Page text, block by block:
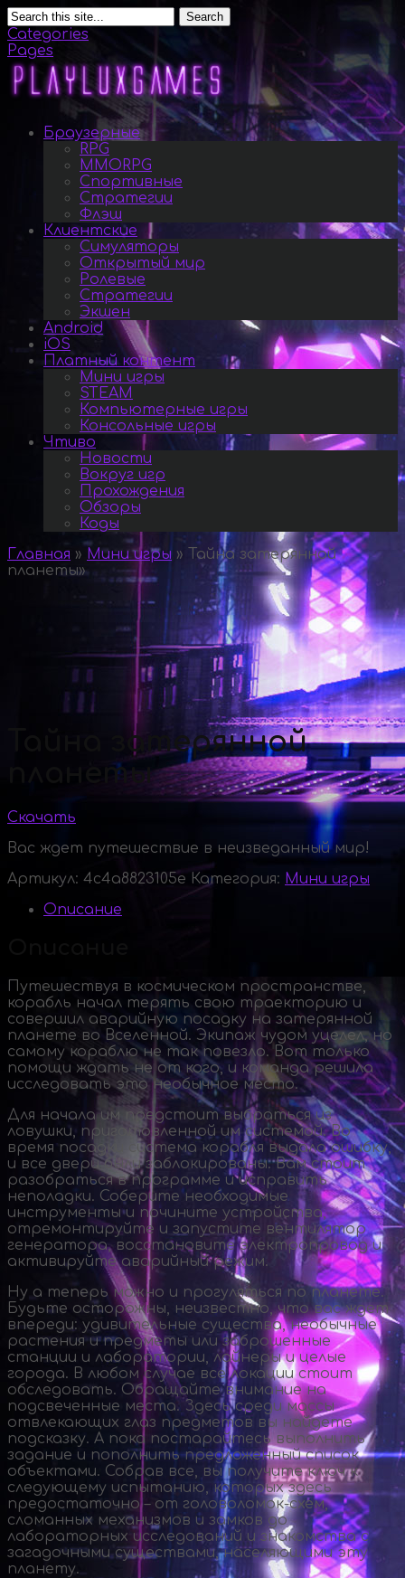
Search
Categories
Pages
Браузерные
RPG
MMORPG
Спортивные
Стратегии
Флэш
Клиентские
Симуляторы
Открытый мир
Ролевые
Стратегии
Экшен
Android
iOS
Платный контент
Мини игры
STEAM
Компьютерные игры
Консольные игры
Чтиво
Новости
Вокруг игр
Прохождения
Обзоры
Коды
Главная » Мини игры » Тайна затерянной
планеты»
Тайна затерянной
планеты
Скачать
Вас ждет путешествие в неизведанный мир!
Артикул: 4c4a8823105e Категория: Мини игры
Описание
Путешествуя в космическом пространстве,
корабль начал терять свою траекторию и
совершил аварийную посадку на затерянной
планете во Вселенной. Экипаж чудом уцелел, но
самому кораблю не так повезло. Вот только
помощи ждать не от кого, и команда решила
исследовать это необычное место.
Для начала им предстоит выбраться из
ловушки, приготовленной им системой. Во
время посадки система корабля выдала ошибку,
и все двери были заблокированы. Вам стоит
разобраться в программе и исправить
неполадки. Соберите необходимые
инструменты и почините устройства,
отремонтируйте и запустите вентилятор
генератора, восстановите электропровод и
активируйте аварийный режим.
Ну а теперь можно и прогуляться по планете.
Будьте осторожны, неизвестно, что вас ждет
впереди: удивительные существа, необычные
растения и предметы или заброшенные
станции и лаборатории, лайнеры и целые
города. В любом случае все локации стоит
обследовать. Обращайте внимание на
подсвеченные места. Здесь среди массы
отвлекающих глаз предметов вы найдете
подсказку. А пока постарайтесь выполнить
задание и пополнить предложенный список
объектами. Собрав все, вы получите ключ к
следующему испытанию, которых здесь
предостаточно – от головоломок-схем,
сломанных механизмов и замков до
лабораторных исследований и знакомства с
загадочными существами, населяющими эту
планету.